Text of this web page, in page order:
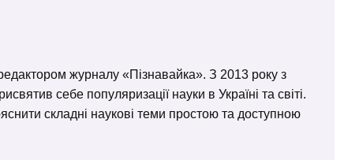
журналу «Пізнавайка». З 2013 року з
себе популяризації науки в Україні та світі.
складні наукові теми простою та доступною